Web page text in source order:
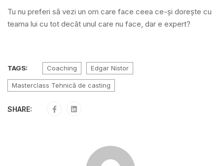
Tu nu preferi să vezi un om care face ceea ce-și dorește cu
teama lui cu tot decât unul care nu face, dar e expert?
TAGS: Coaching Edgar Nistor
Masterclass Tehnică de casting
SHARE: